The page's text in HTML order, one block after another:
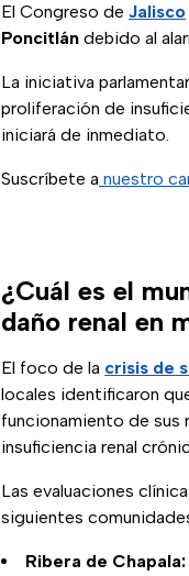
El Congreso de Jalisco
Poncitlán debido al
La iniciativa
proliferación de
iniciará de inmediato.
Suscríbete a nuestro
¿Cuál es el
daño renal en
El foco de la crisis de
locales identificaron
funcionamiento de sus
insuficiencia renal
Las evaluaciones
siguientes
Ribera de Chapala: